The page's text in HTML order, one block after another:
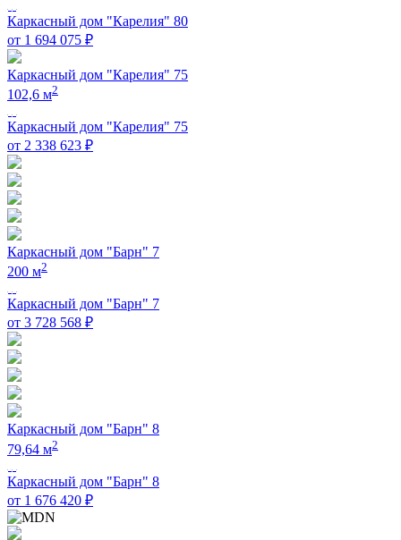
Каркасный дом "Карелия" 80
от 1 694 075 ₽
Каркасный дом "Карелия" 75
102,6 м2
Каркасный дом "Карелия" 75
от 2 338 623 ₽
Каркасный дом "Барн" 7
200 м2
Каркасный дом "Барн" 7
от 3 728 568 ₽
Каркасный дом "Барн" 8
79,64 м2
Каркасный дом "Барн" 8
от 1 676 420 ₽